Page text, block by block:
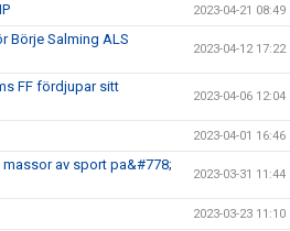
2023-04-21 08:49
Börje Salming ALS
2023-04-12 17:22
FF fördjupar sitt
2023-04-06 12:04
2023-04-01 16:46
av sport pa&#778;
2023-03-31 11:44
2023-03-23 11:10